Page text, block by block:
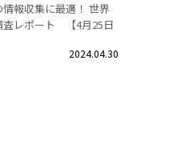
報収集に最適！ 世界
査レポート 【4月25日
2024.04.30